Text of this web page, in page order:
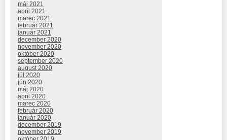
máj 2021
apríl 2021
marec 2021
február 2021
január 2021
december 2020
november 2020
október 2020
september 2020
august 2020
júl 2020
jún 2020
máj 2020
apríl 2020
marec 2020
február 2020
január 2020
december 2019
november 2019